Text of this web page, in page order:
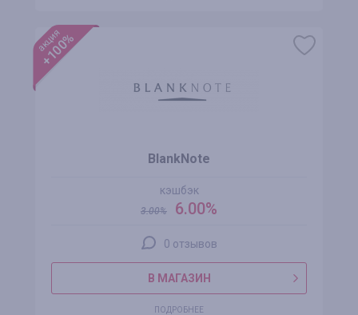
акция
+100%
BlankNote
кэшбэк
3.00% 6.00%
0 отзывов
В МАГАЗИН
ПОДРОБНЕЕ